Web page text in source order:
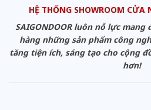
HỆ THỐNG SHOWROOM CỬA
SAIGONDOOR luôn nỗ lực
hàng những sản phẩm công
tăng tiện ích, sáng tạo cho cộng
hơn!